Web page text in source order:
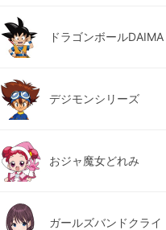
ドラゴンボールDAIMA
デジモンシリーズ
おジャ魔女どれみ
ガールズバンドクライ